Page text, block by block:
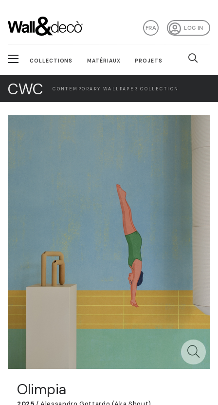
LOG IN
FRA
COLLECTIONS MATÉRIAUX PROJETS
CWC CONTEMPORARY WALLPAPER COLLECTION
Olimpia